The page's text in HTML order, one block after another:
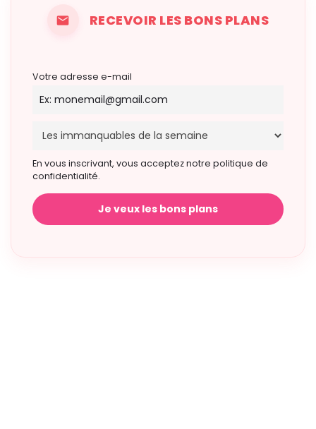
RECEVOIR LES BONS PLANS
Votre adresse e-mail
En vous inscrivant, vous acceptez notre politique de
confidentialité.